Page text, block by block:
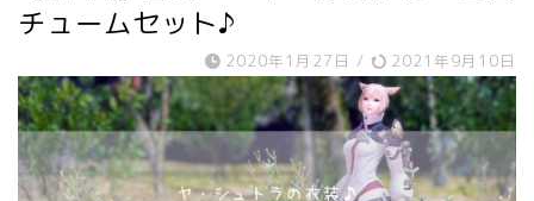
チュームセット♪
2020年1月27日 / 2021年9月10日